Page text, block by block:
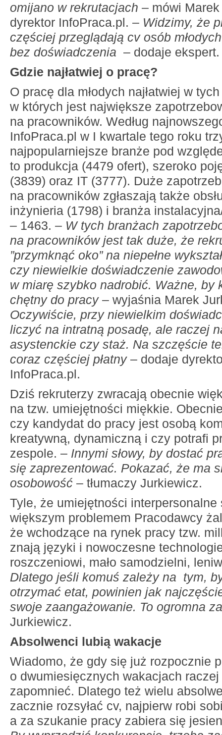
omijano w rekrutacjach – mówi
dyrektor InfoPraca.pl. – Widzimy, że
częściej przeglądają cv osób młodych
bez doświadczenia – dodaje ekspert.
Gdzie najłatwiej o pracę?
O pracę dla młodych najłatwiej w
w których jest największe
na pracowników. Według
InfoPraca.pl w I kwartale tego roku
najpopularniejsze branże pod
to produkcja (4479 ofert), szeroko
(3839) oraz IT (3777). Duże
na pracowników zgłaszają także
inżynieria (1798) i branża
– 1463. – W tych branżach
na pracowników jest tak duże, że
”przymknąć oko” na niepełne
czy niewielkie doświadczenie
w miarę szybko nadrobić. Ważne, by
chętny do pracy – wyjaśnia Marek
Oczywiście, przy niewielkim
liczyć na intratną posadę, ale raczej
asystenckie czy staż. Na szczęście
coraz częściej płatny– dodaje
InfoPraca.pl.
Dziś rekruterzy zwracają obecnie
na tzw. umiejętności miękkie.
czy kandydat do pracy jest osobą
kreatywną, dynamiczną i czy potrafi
zespole. – Innymi słowy, by dostać
się zaprezentować. Pokazać, że ma
osobowość – tłumaczy Jurkiewicz.
Tyle, że umiejętności interpersonalne
większym problemem Pracodawcy
że wchodzące na rynek pracy tzw.
znają języki i nowoczesne
roszczeniowi, mało samodzielni,
Dlatego jeśli komuś zależy na tym,
otrzymać etat, powinien jak
swoje zaangażowanie. To ogromna
Jurkiewicz.
Absolwenci lubią wakacje
Wiadomo, że gdy się już rozpocznie
o dwumiesięcznych wakacjach
zapomnieć. Dlatego też wielu
zacznie rozsyłać cv, najpierw robi
a za szukanie pracy zabiera się